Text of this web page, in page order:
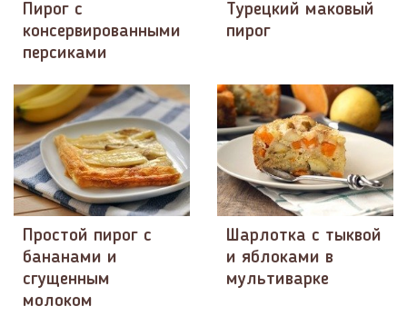
Пирог с
консервированными
персиками
Турецкий маковый
пирог
Простой пирог с
бананами и
сгущенным
молоком
Шарлотка с тыквой
и яблоками в
мультиварке